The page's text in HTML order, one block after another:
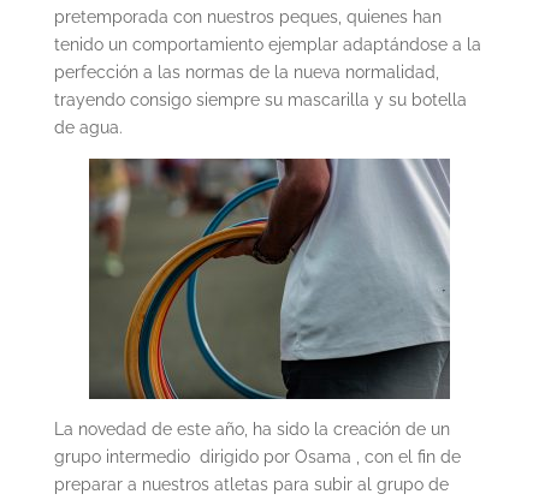
pretemporada con nuestros peques, quienes han
tenido un comportamiento ejemplar adaptándose a la
perfección a las normas de la nueva normalidad,
trayendo consigo siempre su mascarilla y su botella
de agua.
La novedad de este año, ha sido la creación de un
grupo intermedio dirigido por Osama , con el fin de
preparar a nuestros atletas para subir al grupo de